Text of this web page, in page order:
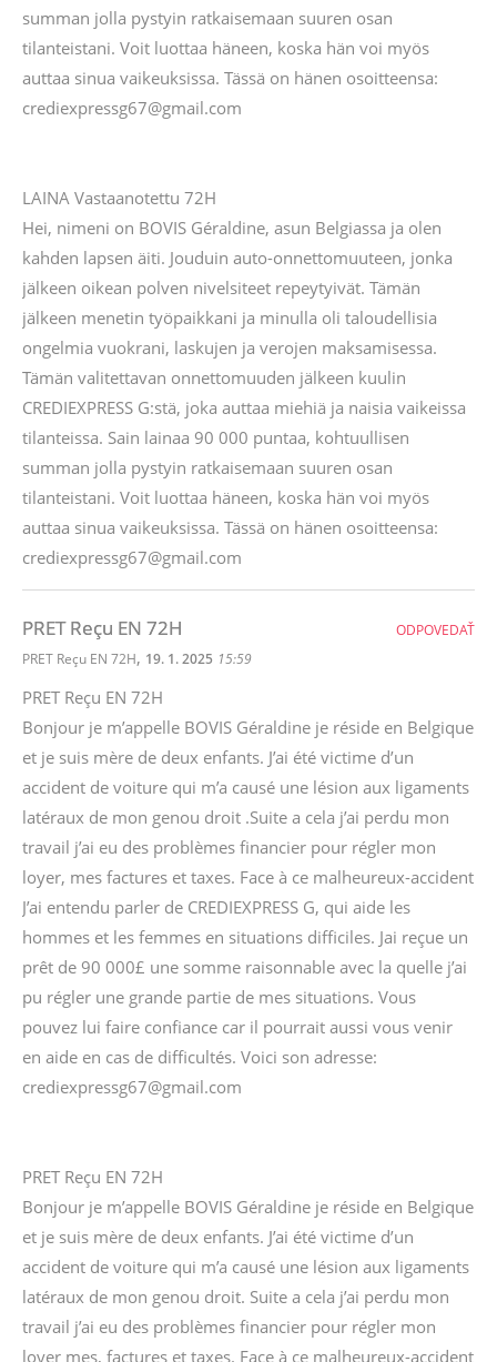
summan jolla pystyin ratkaisemaan suuren osan
tilanteistani. Voit luottaa häneen, koska hän voi myös
auttaa sinua vaikeuksissa. Tässä on hänen osoitteensa:
crediexpressg67@gmail.com
LAINA Vastaanotettu 72H
Hei, nimeni on BOVIS Géraldine, asun Belgiassa ja olen
kahden lapsen äiti. Jouduin auto-onnettomuuteen, jonka
jälkeen oikean polven nivelsiteet repeytyivät. Tämän
jälkeen menetin työpaikkani ja minulla oli taloudellisia
ongelmia vuokrani, laskujen ja verojen maksamisessa.
Tämän valitettavan onnettomuuden jälkeen kuulin
CREDIEXPRESS G:stä, joka auttaa miehiä ja naisia ​​vaikeissa
tilanteissa. Sain lainaa 90 000 puntaa, kohtuullisen
summan jolla pystyin ratkaisemaan suuren osan
tilanteistani. Voit luottaa häneen, koska hän voi myös
auttaa sinua vaikeuksissa. Tässä on hänen osoitteensa:
crediexpressg67@gmail.com
PRET Reçu EN 72H
PRET Reçu EN 72H, 19. 1. 2025 15:59
PRET Reçu EN 72H
Bonjour je m’appelle BOVIS Géraldine je réside en Belgique
et je suis mère de deux enfants. J’ai été victime d’un
accident de voiture qui m’a causé une lésion aux ligaments
latéraux de mon genou droit .Suite a cela j’ai perdu mon
travail j’ai eu des problèmes financier pour régler mon
loyer, mes factures et taxes. Face à ce malheureux-accident
J’ai entendu parler de CREDIEXPRESS G, qui aide les
hommes et les femmes en situations difficiles. Jai reçue un
prêt de 90 000£ une somme raisonnable avec la quelle j’ai
pu régler une grande partie de mes situations. Vous
pouvez lui faire confiance car il pourrait aussi vous venir
en aide en cas de difficultés. Voici son adresse:
crediexpressg67@gmail.com
PRET Reçu EN 72H
Bonjour je m’appelle BOVIS Géraldine je réside en Belgique
et je suis mère de deux enfants. J’ai été victime d’un
accident de voiture qui m’a causé une lésion aux ligaments
latéraux de mon genou droit. Suite a cela j’ai perdu mon
travail j’ai eu des problèmes financier pour régler mon
loyer mes, factures et taxes. Face à ce malheureux-accident
ODPOVEDAŤ